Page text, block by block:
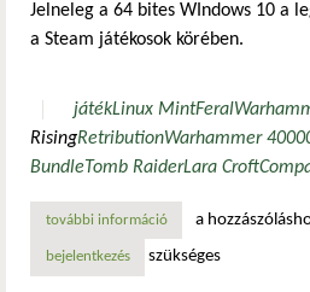
Jelneleg a 64 bites WIndows 10 a
a Steam játékosok körében.
játékLinux MintFeral
RisingRetributionWarhammer
BundleTomb RaiderLara Croft
további információúj játékok a steamen
a
bejelentkezés szükséges